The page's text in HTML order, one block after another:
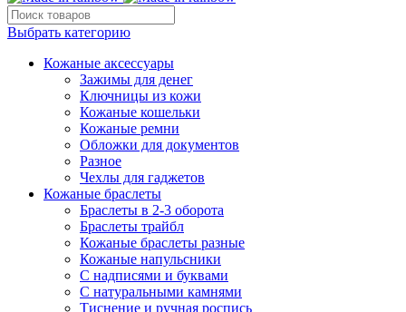
Выбрать категорию
Кожаные аксессуары
Зажимы для денег
Ключницы из кожи
Кожаные кошельки
Кожаные ремни
Обложки для документов
Разное
Чехлы для гаджетов
Кожаные браслеты
Браслеты в 2-3 оборота
Браслеты трайбл
Кожаные браслеты разные
Кожаные напульсники
С надписями и буквами
С натуральными камнями
Тиснение и ручная роспись